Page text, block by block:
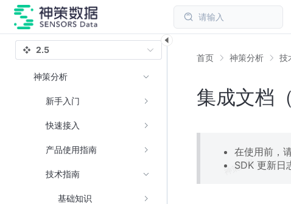
请输入
首页 神策分析 技
集成文档
在使用前，
SDK 更新日
2.5
神策分析
新手入门
快速接入
产品使用指南
技术指南
基础知识